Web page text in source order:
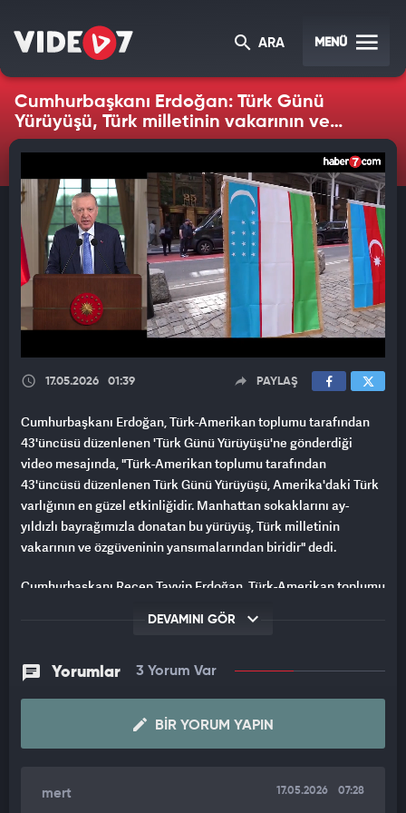
ARA MENÜ
Cumhurbaşkanı Erdoğan: Türk Günü
Yürüyüşü, Türk milletinin vakarının ve
özgüveninin yansımalarından biridir
17.05.2026 01:39 PAYLAŞ
Cumhurbaşkanı Erdoğan, Türk-Amerikan toplumu tarafından
43'üncüsü düzenlenen 'Türk Günü Yürüyüşü'ne gönderdiği
video mesajında, "Türk-Amerikan toplumu tarafından
43'üncüsü düzenlenen Türk Günü Yürüyüşü, Amerika'daki Türk
varlığının en güzel etkinliğidir. Manhattan sokaklarını ay-
yıldızlı bayrağımızla donatan bu yürüyüş, Türk milletinin
vakarının ve özgüveninin yansımalarından biridir" dedi.
Cumhurbaşkanı Recep Tayyip Erdoğan, Türk-Amerikan toplumu
'TÜRKİYE'NİN SESİ, VİCDANI VE TEMSİLCİSİ OLUYORSUNUZ'
Cumhurbaşkanı Erdoğan, "Türk-Amerikan toplumunun değerli
mensupları, kıymetli misafirler, sizleri en kalbi duygularımla,
hasretle, muhabbetle selamlıyorum. Bugün Amerika'nın dört
soydaşlarımıza, Türkiye'deki 86 milyon kardeşinizin selamlarını
DEVAMINI GÖR
Yorumlar 3 Yorum Var
BIR YORUM YAPIN
mert 17.05.2026 07:28